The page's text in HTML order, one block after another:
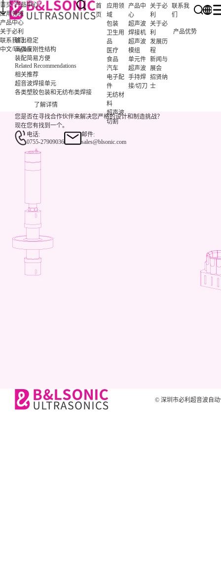
首
页
应用领
域
包装
卫生用
品
医疗
食品
汽车
电子配
件
无纺材
料
超声波
切割
产品中
心
超声波
焊接机
超声波
模组
单元件
超声波
手持焊
接/切刀
关于必
利
关于必
利
发展历
程
新闻与
展会
招贤纳
士
联系我
们
首页
应用领域
产品中心
关于必利
联系我们
中文/English
产品中心
产品优势
输出稳定
高强度刚性结构
装配简易方便
Related Recommendations
相关推荐
超音波焊接单元
各类塑胶包装和无纺布类焊接
了解详情
您是否在寻找合作伙伴来解决您严格的设计和制造挑战？
现在您有找到一个。
电话:
0755-27909036
邮件:
sales@blsonic.com
© 深圳市必利超音波自